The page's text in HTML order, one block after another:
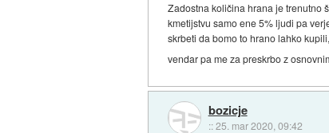
Zadostna količina hrana je trenutno
kmetijstvu samo ene 5% ljudi pa
skrbeti da bomo to hrano lahko
vendar pa me za preskrbo z
bozicje
::25. mar 2020, 09:42